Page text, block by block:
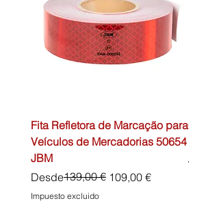
Fita Refletora de Marcação para
Veículos de Mercadorias 50654
JBM
Desde
Precio139,00 € 109,00 €
Precio de oferta
Impuesto excluido
Precio
45,00 €